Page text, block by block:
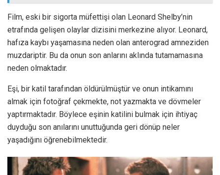
Film, eski bir sigorta müfettişi olan Leonard Shelby’nin
etrafında gelişen olaylar dizisini merkezine alıyor. Leonard,
hafıza kaybı yaşamasına neden olan anterograd amneziden
muzdariptir. Bu da onun son anlarını aklında tutamamasına
neden olmaktadır.
Eşi, bir katil tarafından öldürülmüştür ve onun intikamını
almak için fotoğraf çekmekte, not yazmakta ve dövmeler
yaptırmaktadır. Böylece eşinin katilini bulmak için ihtiyaç
duyduğu son anılarını unuttuğunda geri dönüp neler
yaşadığını öğrenebilmektedir.